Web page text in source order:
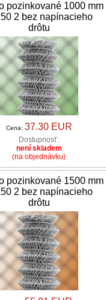
pozinkované 1000 mm
2 bez napínacieho
drôtu
Cena: 37.30 EUR
Dostupnosť:
není skladem
(na objednávku)
pozinkované 1500 mm
2 bez napínacieho
drôtu